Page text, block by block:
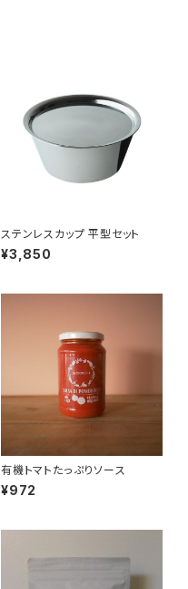
ステンレスカップ 平型セット
¥3,850
有機トマトたっぷりソース
¥972